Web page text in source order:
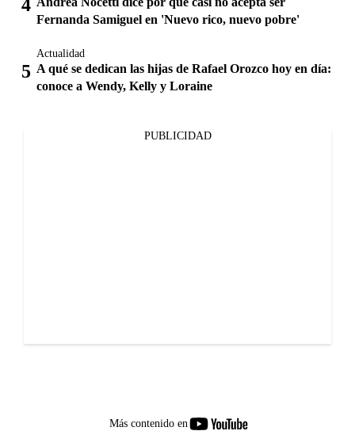
Fernanda Samiguel en 'Nuevo rico, nuevo pobre'
Actualidad
A qué se dedican las hijas de Rafael Orozco hoy en día:
conoce a Wendy, Kelly y Loraine
PUBLICIDAD
Más contenido en
youtube-